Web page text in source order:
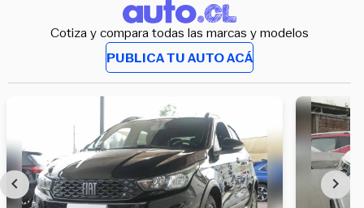
Cotiza y compara todas las marcas y modelos
PUBLICA TU AUTO ACÁ